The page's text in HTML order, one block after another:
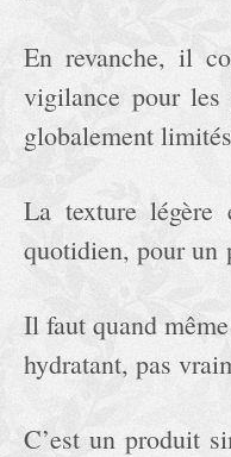
En revanche, il
vigilance pour les
globalement
La texture légère
quotidien, pour un
Il faut quand
hydratant, pas
C’est un produit